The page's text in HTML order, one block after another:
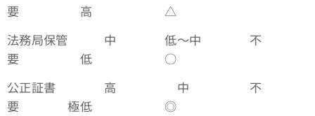
要 高 △
法務局保管 中 低〜中 不
要 低 ○
公正証書 高 中 不
要 極低 ◎